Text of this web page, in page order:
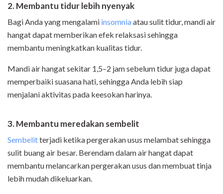
2. Membantu tidur lebih nyenyak
Bagi Anda yang mengalami insomniaatau sulit tidur, mandi air
hangat dapat memberikan efek relaksasi sehingga
membantu meningkatkan kualitas tidur.
Mandi air hangat sekitar 1,5–2 jam sebelum tidur juga dapat
memperbaiki suasana hati, sehingga Anda lebih siap
menjalani aktivitas pada keesokan harinya.
3. Membantu meredakan sembelit
Sembelitterjadi ketika pergerakan usus melambat sehingga
sulit buang air besar. Berendam dalam air hangat dapat
membantu melancarkan pergerakan usus dan membuat tinja
lebih mudah dikeluarkan.